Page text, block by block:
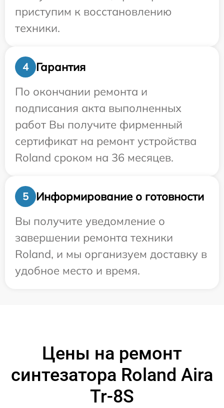
приступим к восстановлению
техники.
4
Гарантия
По окончании ремонта и
подписания акта выполненных
работ Вы получите фирменный
сертификат на ремонт устройства
Roland сроком на 36 месяцев.
5
Информирование о готовности
Вы получите уведомление о
завершении ремонта техники
Roland, и мы организуем доставку в
удобное место и время.
Цены на ремонт
синтезатора Roland Aira
Tr-8S